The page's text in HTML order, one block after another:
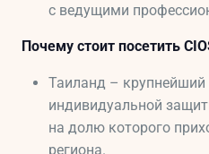
с ведущими
Почему стоит посетить
Таиланд – крупнейший
индивидуальной
на долю которого
региона.